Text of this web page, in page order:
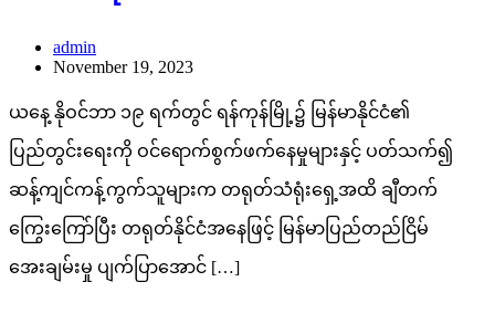
admin
November 19, 2023
ယနေ့ နိုဝင်ဘာ ၁၉ ရက်တွင် ရန်ကုန်မြို့၌ မြန်မာနိုင်ငံ၏
ပြည်တွင်းရေးကို ဝင်ရောက်စွက်ဖက်နေမှုများနှင့် ပတ်သက်၍
ဆန့်ကျင်ကန့်ကွက်သူများက တရုတ်သံရုံးရှေ့အထိ ချီတက်
ကြွေးကြော်ပြီး တရုတ်နိုင်ငံအနေဖြင့် မြန်မာပြည်တည်ငြိမ်
အေးချမ်းမှု ပျက်ပြာအောင် […]